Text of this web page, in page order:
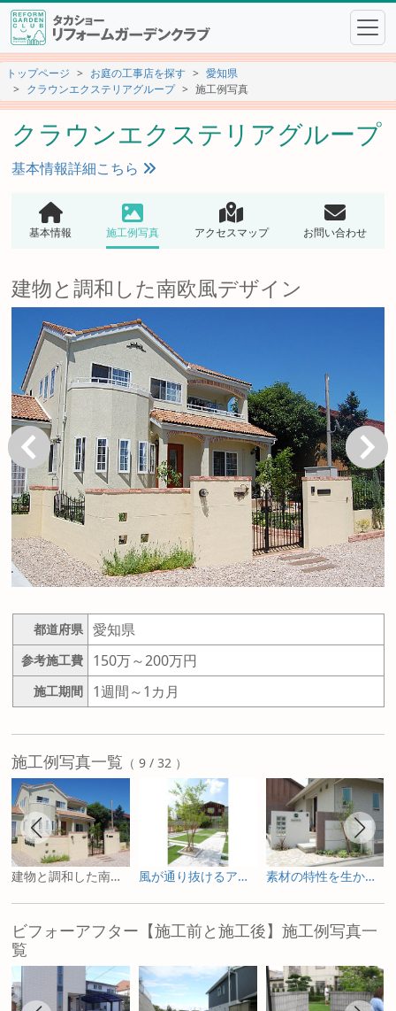
トップページ お庭の工事店を探す
愛知県
クラウンエクステリアグループ
施工例写真
クラウンエクステリアグループ
基本情報詳細こちら
基本情報 施工例写真 アクセスマップ お問い合わせ
建物と調和した南欧風デザイン
戻る 次へ
都道府県 愛知県
参考施工費 150万～200万円
施工期間 1週間～1カ月
施工例写真一覧 （ 9 / 32 ）
建物と調和した南欧風デザイン 風が通り抜けるアプローチ＆ガーデン 素材の特性を生かしたデザインバランス
ビフォーアフター【施工前と施工後】施工例写真一
覧